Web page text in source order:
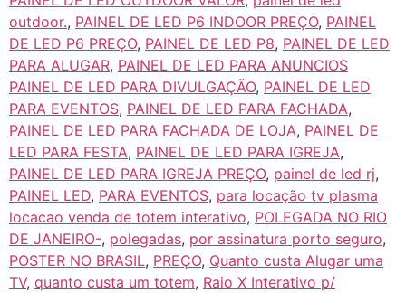
outdoor., PAINEL DE LED P6 INDOOR PREÇO, PAINEL
DE LED P6 PREÇO, PAINEL DE LED P8, PAINEL DE LED
PARA ALUGAR, PAINEL DE LED PARA ANUNCIOS
PAINEL DE LED PARA DIVULGAÇÃO, PAINEL DE LED
PARA EVENTOS, PAINEL DE LED PARA FACHADA,
PAINEL DE LED PARA FACHADA DE LOJA, PAINEL DE
LED PARA FESTA, PAINEL DE LED PARA IGREJA,
PAINEL DE LED PARA IGREJA PREÇO, painel de led rj,
PAINEL LED, PARA EVENTOS, para locação tv plasma
locacao venda de totem interativo, POLEGADA NO RIO
DE JANEIRO-, polegadas, por assinatura porto seguro,
POSTER NO BRASIL, PREÇO, Quanto custa Alugar uma
TV, quanto custa um totem, Raio X Interativo p/